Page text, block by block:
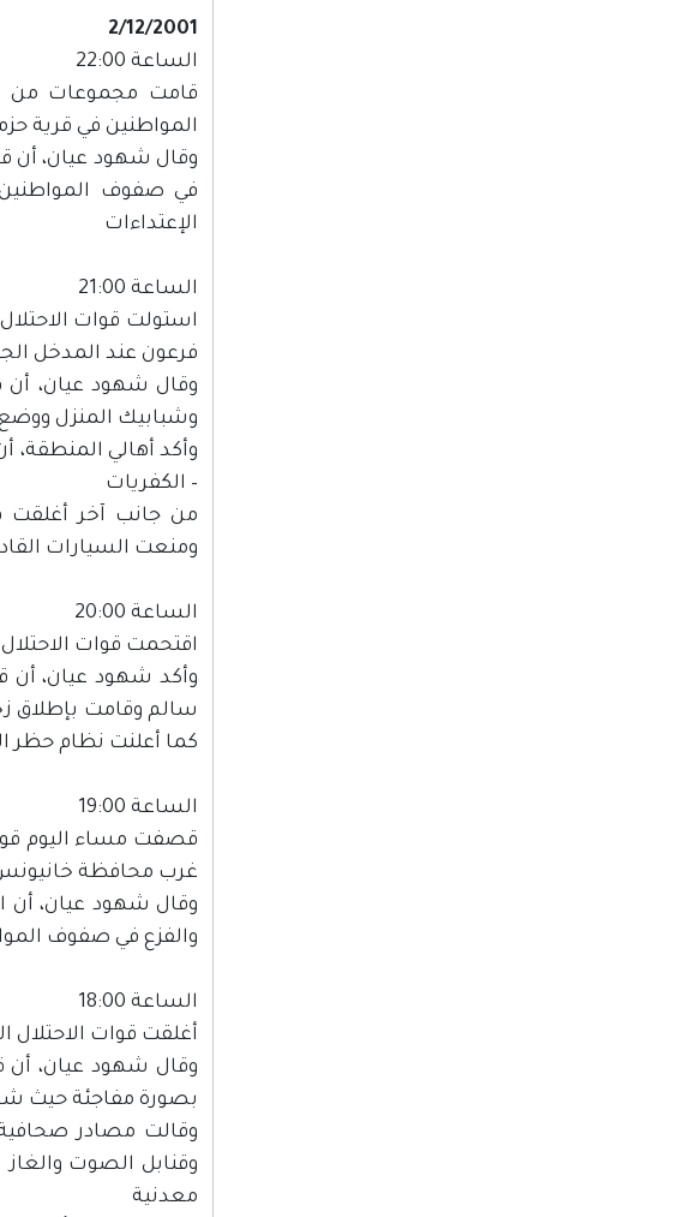
2/12/2001
الساعة 22:00
قامت مجموعات من
المواطنين في قرية
وقال شهود عيان، أن
في صفوف
الإعتداءات
الساعة 21:00
استولت قوات
فرعون عند المدخل
وقال شهود عيان، أن
وشبابيك المنزل ووضع
وأكد أهالي المنطقة،
– الكفريات
من جانب آخر أغلقت
ومنعت السيارات
الساعة 20:00
اقتحمت قوات
وأكد شهود عيان، أن
سالم وقامت بإطلاق
كما أعلنت نظام حظر
الساعة 19:00
قصفت مساء اليوم
غرب محافظة
وقال شهود عيان، أن
والفزع في صفوف
الساعة 18:00
أغلقت قوات الاحتلال
وقال شهود عيان، أن
بصورة مفاجئة حيث
وقالت مصادر صحافية
وقنابل الصوت والغاز
معدنية